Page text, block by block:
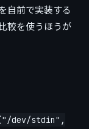
自前で実装する
比較を使うほうが
dev/stdin",